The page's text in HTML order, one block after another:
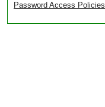
Password Access Policies